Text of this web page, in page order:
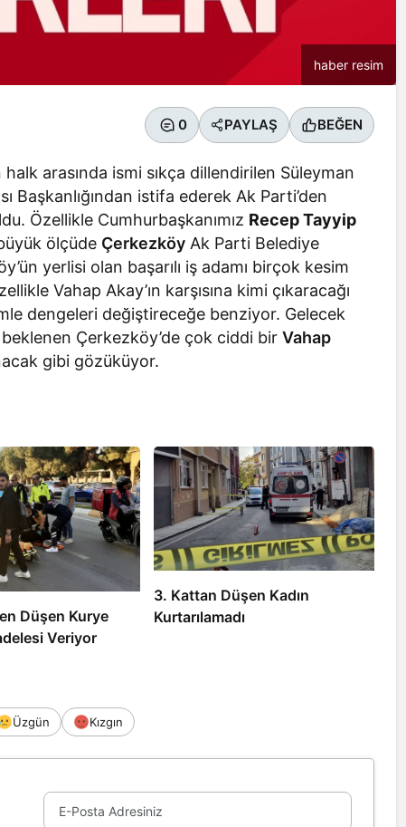
haber resim
0 PAYLAŞ BEĞEN
arasında ismi sıkça dillendirilen Süleyman
Başkanlığından istifa ederek Ak Parti’den
Özellikle Cumhurbaşkanımız Recep Tayyip
büyük ölçüde Çerkezköy Ak Parti Belediye
yerlisi olan başarılı iş adamı birçok kesim
Vahap Akay’ın karşısına kimi çıkaracağı
dengeleri değiştireceğe benziyor. Gelecek
beklenen Çerkezköy’de çok ciddi birVahap
gibi gözüküyor.
Düşen Kurye
Veriyor
3. Kattan Düşen Kadın
Kurtarılamadı
Üzgün Kızgın